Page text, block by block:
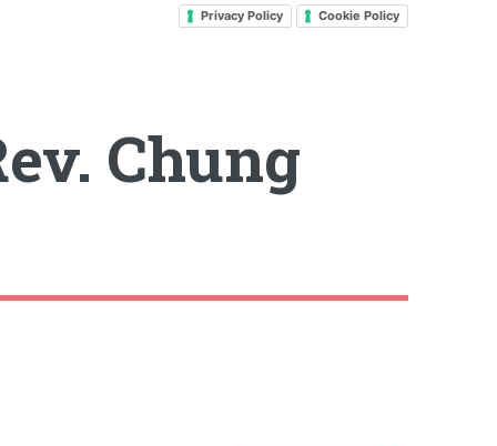
Privacy Policy Cookie Policy
Chung